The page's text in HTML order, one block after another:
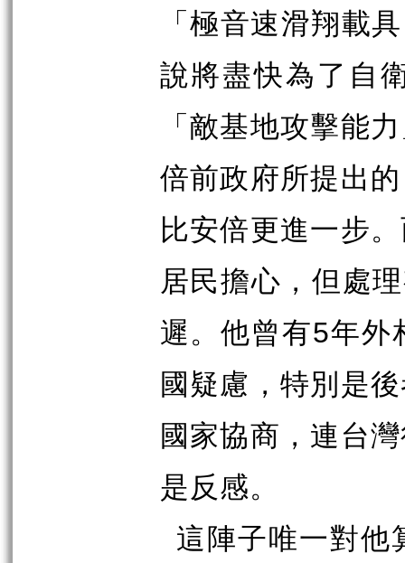
「極音速滑翔載
說將盡快為了自
「敵基地攻擊能
倍前政府所提出
比安倍更進一步
居民擔心，但處
遲。他曾有5年外
國疑慮，特別是
國家協商，連台
是反感。
這陣子唯一對他